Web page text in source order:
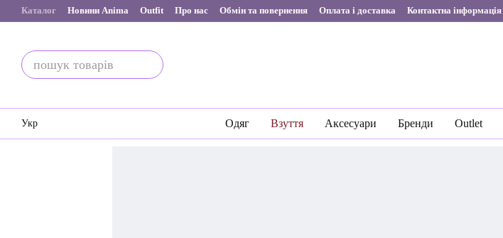
Перейти до основного контенту
Каталог Новини Anima Outfit Про нас Обмін та повернення Оплата і доставка Контактна інформація
Укр Одяг Взуття Аксесуари Бренди Outlet